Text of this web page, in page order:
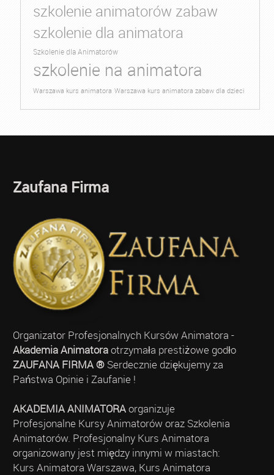
szkolenie animatorów zabaw
szkolenie dla animatora
Szkolenie dla Animatorów
szkolenie na animatora
Warszawa kurs animatora Warszawa kurs animatora zabaw dla dzieci
Zaufana Firma
Organizator Profesjonalnych Kursów Animatora -
Akademia Animatoraotrzymała prestiżowe godło
ZAUFANA FIRMA ®Serdecznie dziękujemy za
Państwa Opinie i Zaufanie !
AKADEMIA ANIMATORAorganizuje
Profesjonalne Kursy Animatorów oraz Szkolenia
Animatorów. Profesjonalny Kurs Animatora
organizowany jest między innymi w miastach:
Kurs Animatora Warszawa, Kurs Animatora